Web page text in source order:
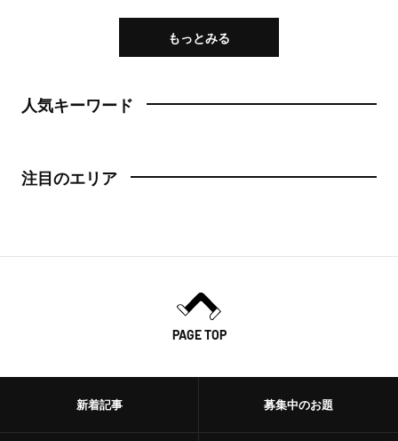
もっとみる
人気キーワード
注目のエリア
PAGE TOP
新着記事 募集中のお題